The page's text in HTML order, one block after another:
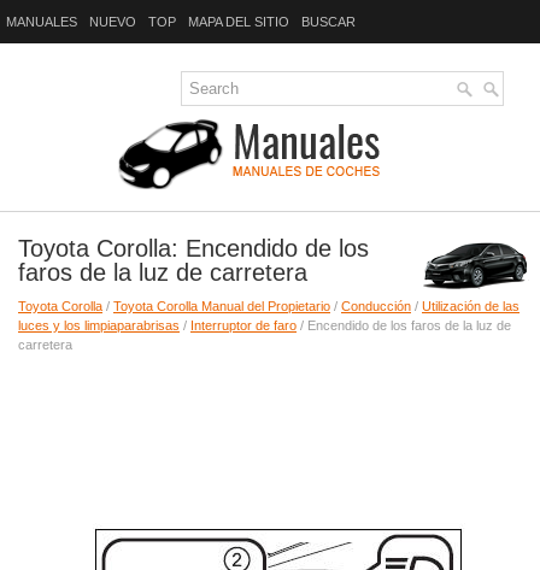
MANUALES NUEVO TOP MAPA DEL SITIO BUSCAR
Toyota Corolla: Encendido de los
faros de la luz de carretera
Toyota Corolla / Toyota Corolla Manual del Propietario / Conducción / Utilización de las
luces y los limpiaparabrisas / Interruptor de faro / Encendido de los faros de la luz de
carretera